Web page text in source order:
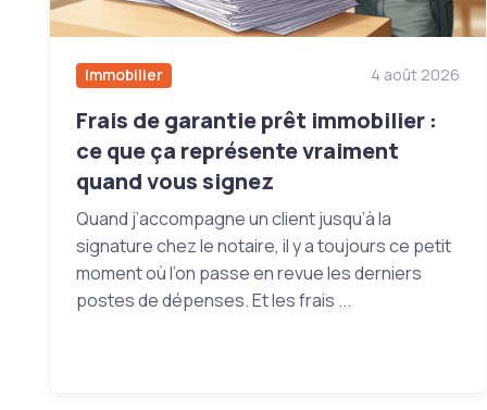
Immobilier 4 août 2026
Frais de garantie prêt immobilier :
ce que ça représente vraiment
quand vous signez
Quand j’accompagne un client jusqu’à la
signature chez le notaire, il y a toujours ce petit
moment où l’on passe en revue les derniers
postes de dépenses. Et les frais ...